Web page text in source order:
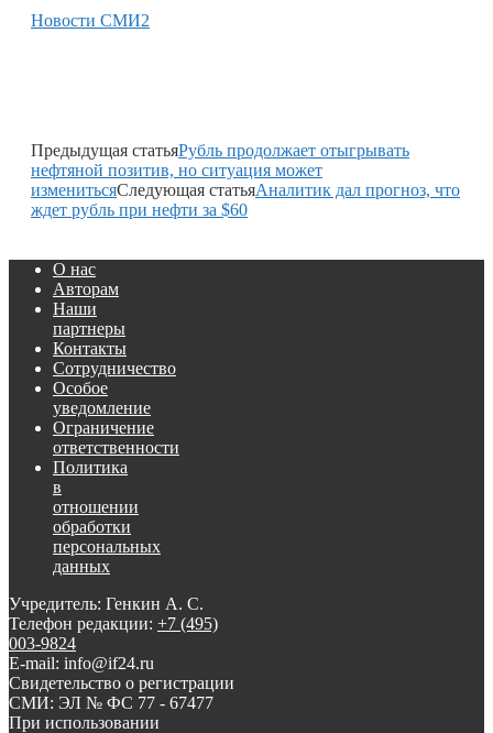
Новости СМИ2
Предыдущая статьяРубль продолжает отыгрывать
нефтяной позитив, но ситуация может
изменитьсяСледующая статьяАналитик дал прогноз, что
ждет рубль при нефти за $60
О нас
Авторам
Наши
партнеры
Контакты
Сотрудничество
Особое
уведомление
Ограничение
ответственности
Политика
в
отношении
обработки
персональных
данных
Учредитель: Генкин А. С.
Телефон редакции: +7 (495)
003-9824
E-mail: info@if24.ru
Свидетельство о регистрации
СМИ: ЭЛ № ФС 77 - 67477
При использовании